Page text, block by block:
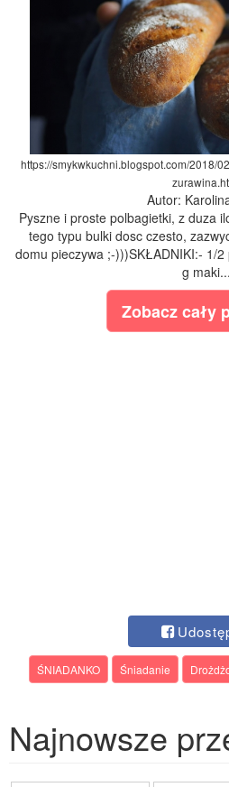
https://smykwkuchni.blogspot.com/2018/
Autor:
Pyszne i proste polbagietki, z duza
tego typu bulki dosc czesto,
domu pieczywa ;-)))SKŁADNIKI:- 1/
g maki...
Zobacz cały
ŚNIADANKO Śniadanie
Najnowsze